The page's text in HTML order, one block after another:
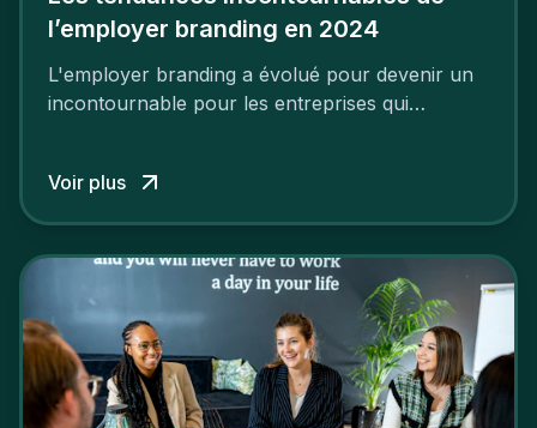
l’employer branding en 2024
L'employer branding a évolué pour devenir un
incontournable pour les entreprises qui
Voir plus